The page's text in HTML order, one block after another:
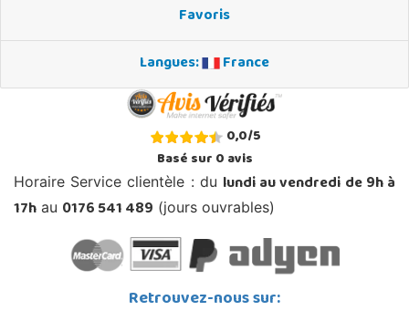
Favoris
Langues:
France
0,0/5
Basé sur0avis
Horaire Service clientèle : du lundi au vendredi de 9h à
17h au 0176 541 489 (jours ouvrables)
Retrouvez-nous sur: